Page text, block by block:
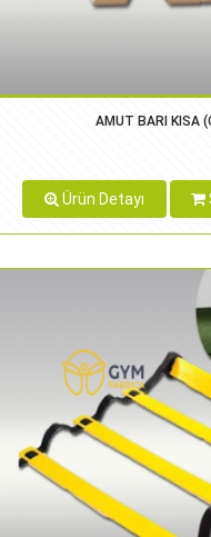
AMUT BARI KISA
Ürün Detayı